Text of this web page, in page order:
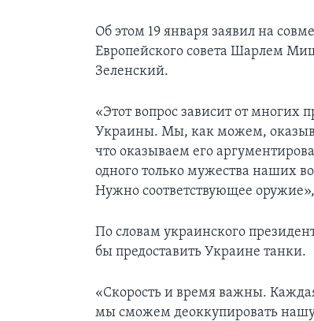
Об этом 19 января заявил на
Европейского совета Шарлем
Зеленский.
«Этот вопрос зависит от многих
Украины. Мы, как можем,
что оказываем его
одного только мужества наших
Нужно соответствующее
По словам украинского
бы предоставить Украине танки.
«Скорость и время важны.
мы сможем деоккупировать